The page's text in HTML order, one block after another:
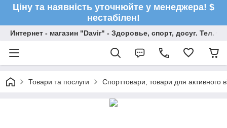
Ціну та наявність уточнюйте у менеджера! $
нестабілен!
Интернет - магазин "Davir" - Здоровье, спорт, досуг. Тел.
Товари та послуги Спорттовари, товари для активного